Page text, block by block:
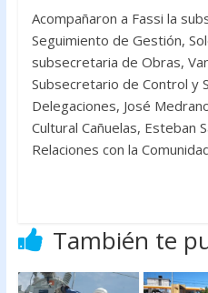
Acompañaron a Fassi la
Seguimiento de Gestión,
subsecretaria de Obras,
Subsecretario de Control y
Delegaciones, José
Cultural Cañuelas, Esteban
Relaciones con la
También te